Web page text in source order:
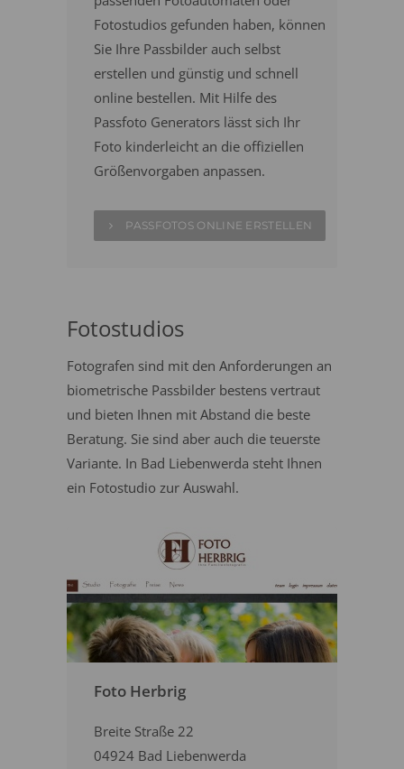
Fotostudios gefunden haben, können
Sie Ihre Passbilder auch selbst
erstellen und günstig und schnell
online bestellen. Mit Hilfe des
Passfoto Generators lässt sich Ihr
Foto kinderleicht an die offiziellen
Größenvorgaben anpassen.
PASSFOTOS ONLINE ERSTELLEN
Fotostudios
Fotografen sind mit den Anforderungen an
biometrische Passbilder bestens vertraut
und bieten Ihnen mit Abstand die beste
Beratung. Sie sind aber auch die teuerste
Variante. In Bad Liebenwerda steht Ihnen
ein Fotostudio zur Auswahl.
Foto Herbrig
Breite Straße 22
04924 Bad Liebenwerda